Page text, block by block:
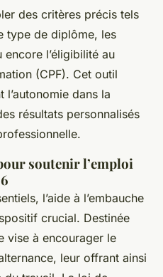
des critères précis tels
type de diplôme, les
l’éligibilité au
(CPF). Cet outil
dans la
résultats personnalisés
soutenir l’emploi
l’aide à l’embauche
crucial. Destinée
vise à encourager le
leur offrant ainsi